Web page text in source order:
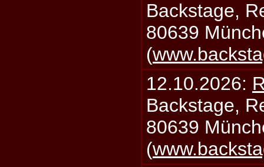
Backstage,
80639
(
12.10.2026:
Backstage,
80639
(